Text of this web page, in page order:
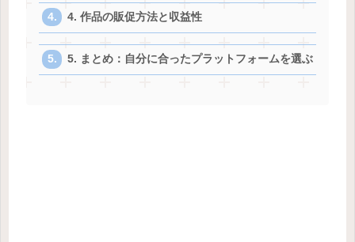
4. 作品の販促方法と収益性
5. まとめ：自分に合ったプラットフォームを選ぶ